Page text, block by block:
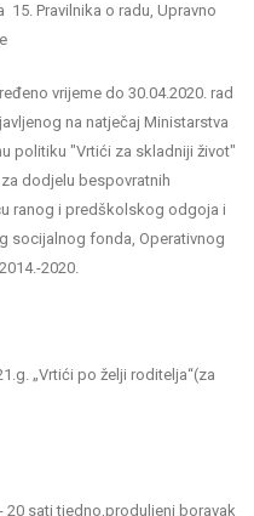
15. Pravilnika o radu, Upravno
vrijeme do 30.04.2020. rad
na natječaj Ministarstva
politiku "Vrtići za skladniji život"
dodjelu bespovratnih
ranog i predškolskog odgoja i
socijalnog fonda, Operativnog
2020.
„Vrtići po želji roditelja“(za
sati tjedno,produljeni boravak